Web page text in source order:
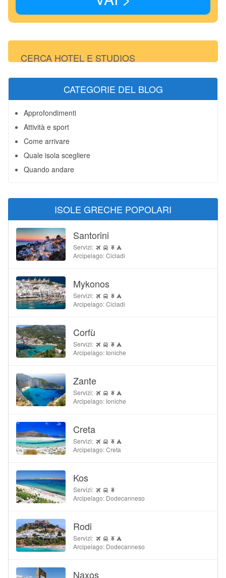
CERCA HOTEL E STUDIOS
CATEGORIE DEL BLOG
Approfondimenti
Attività e sport
Come arrivare
Quale isola scegliere
Quando andare
ISOLE GRECHE POPOLARI
Santorini
Servizi:
Arcipelago: Cicladi
Mykonos
Servizi:
Arcipelago: Cicladi
Corfù
Servizi:
Arcipelago: Ioniche
Zante
Servizi:
Arcipelago: Ioniche
Creta
Servizi:
Arcipelago: Creta
Kos
Servizi:
Arcipelago: Dodecanneso
Rodi
Servizi:
Arcipelago: Dodecanneso
Naxos